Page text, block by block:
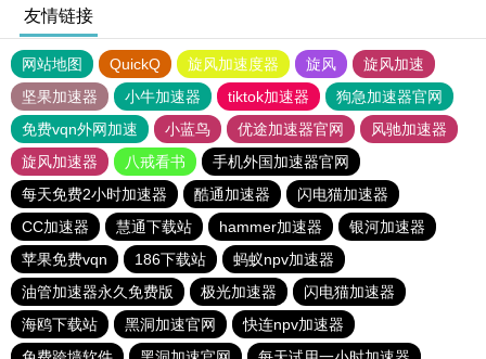
友情链接
网站地图 QuickQ 旋风加速度器 旋风
旋风加速
坚果加速器
小牛加速器 tiktok加速器
狗急加速器官网
免费vqn外网加速
小蓝鸟 优途加速器官网
风驰加速器
旋风加速器
八戒看书
手机外国加速器官网
每天免费2小时加速器
酷通加速器
闪电猫加速器
CC加速器
慧通下载站 hammer加速器
银河加速器
苹果免费vqn
186下载站
蚂蚁npv加速器
油管加速器永久免费版
极光加速器
闪电猫加速器
海鸥下载站
黑洞加速官网
快连npv加速器